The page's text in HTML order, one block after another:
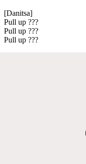
[Danitsa]
Pull up ???
Pull up ???
Pull up ???